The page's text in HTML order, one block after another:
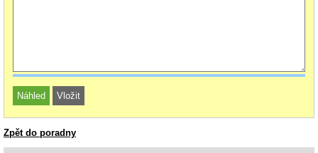
Zpět do poradny